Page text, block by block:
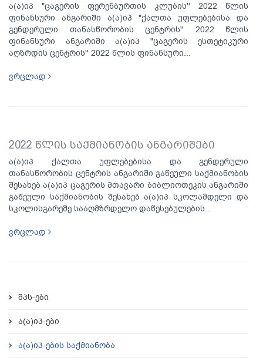
ა(ა)იპ "ცაგერის ფერენბურთის კლუბის'' 2022 წლის
ფინანსური ანგარიში ა(ა)იპ "ქალთა უფლებებისა და
გენდერული თანასწორობის ცენტრის'' 2022 წლის
ფინანსური ანგარიში ა(ა)იპ "ცაგერის ესთეტიკური
აღზრდის ცენტრის'' 2022 წლის ფინანსური...
ვრცლად
2022 წლის საქმიანობის ანგარიშები
ა(ა)იპ ქალთა უფლებებისა და გენდერული
თანასწორობის ცენტრის ანგარიში გაწეული საქმიანობის
შესახებ ა(ა)იპ ცაგერის მთავარი ბიბლიოთეკის ანგარიში
გაწეული საქმიანობის შესახებ ა(ა)იპ სკოლამდელი და
სკოლისგარეშე სააღმზრდელო დაწესებულების...
ვრცლად
შპს-ები
ა(ა)იპ-ები
ა(ა)იპ-ების საქმიანობა